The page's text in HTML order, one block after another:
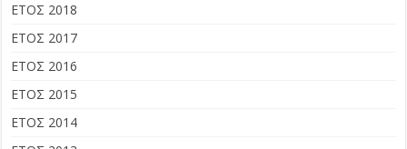
ΕΤΟΣ 2018
ΕΤΟΣ 2017
ΕΤΟΣ 2016
ΕΤΟΣ 2015
ΕΤΟΣ 2014